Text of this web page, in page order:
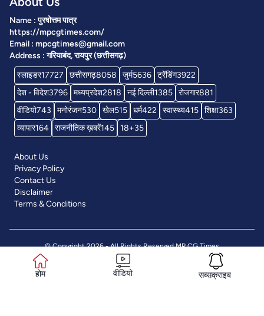
होम वीडियो सब्सक्राइब
Name : पुरषोत्तम पात्र
https://mpcgtimes.com/
Email : mpcgtimes@gmail.com
Address : गरियाबंद, रायपुर (छत्तीसगढ़)
स्लाइडर17727 छत्तीसगढ़8058 जुर्म5636 ट्रेंडिंग3922
देश - विदेश3796 मध्यप्रदेश2818 नई दिल्ली1385 रोजगार881
वीडियो743 मनोरंजन530 खेल515 धर्म422 स्वास्थ्य415 शिक्षा363
व्यापार164 राजनीतिक ख़बरें145 18+35
About Us
Privacy Policy
Contact Us
Disclaimer
Terms & Conditions
© Copyright 2026 - All Rights ReservedMP CG Times